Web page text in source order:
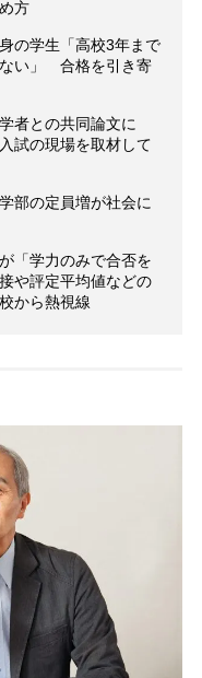
方
の学生「高校3年まで
い」 合格を引き寄
者との共同論文に
試の現場を取材して
部の定員増が社会に
「学力のみで合否を
や評定平均値などの
から熱視線